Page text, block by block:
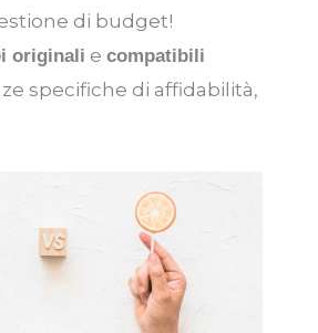
di budget!
originali e compatibili
specifiche di affidabilità,